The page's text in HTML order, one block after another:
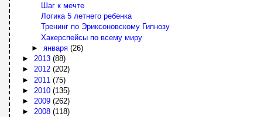
Шаг к мечте
Логика 5 летнего ребенка
Тренинг по Эриксоновскому Гипнозу
Хакерспейсы по всему миру
► января (26)
►2013(88)
►2012(202)
► 2011(75)
► 2010(135)
►2009(262)
►2008(118)